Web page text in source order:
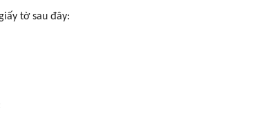
tờ sau đây: